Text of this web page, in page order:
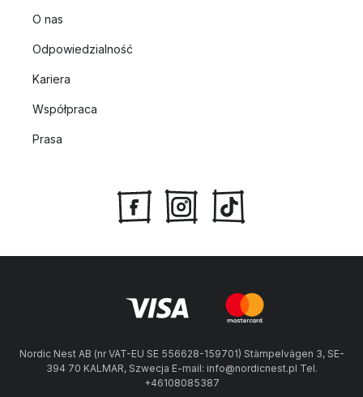
O nas
Odpowiedzialność
Kariera
Współpraca
Prasa
Nordic Nest AB (nr VAT-EU SE 556628-159701) Stämpelvägen 3, SE-
394 70 KALMAR, Szwecja E-mail: info@nordicnest.pl Tel.
+46108085387